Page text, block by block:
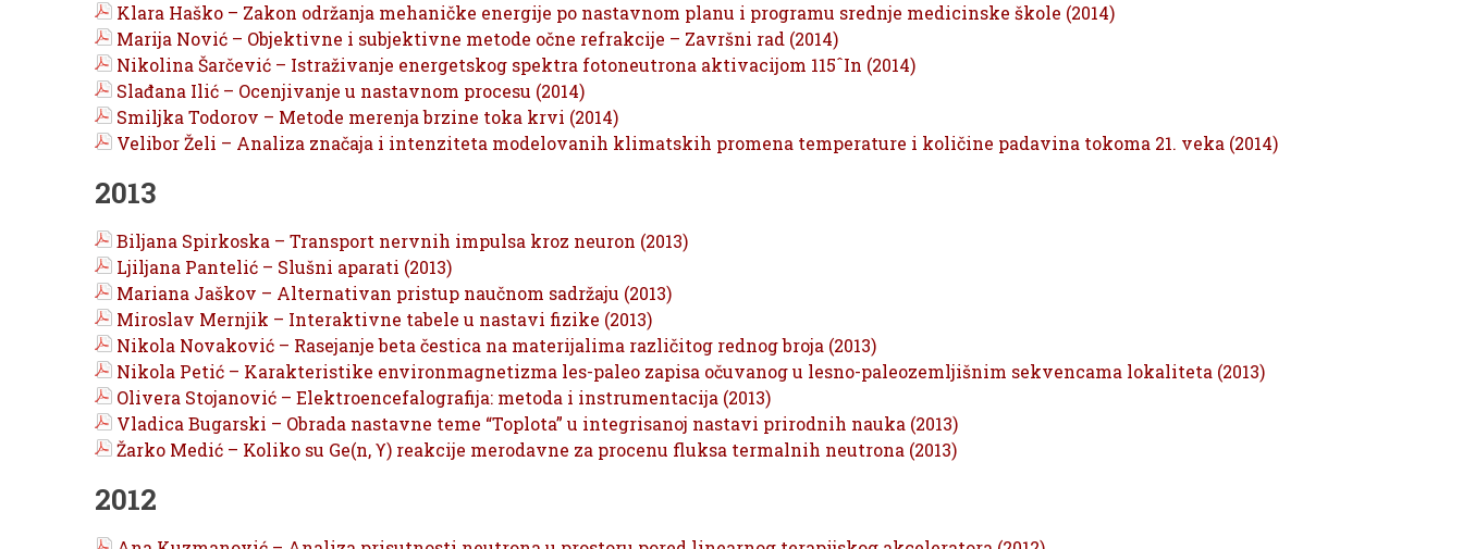
Klara Haško – Zakon održanja mehaničke energije po nastavnom planu i programu srednje medicinske škole (2014)
Marija Nović – Objektivne i subjektivne metode očne refrakcije – Završni rad (2014)
Nikolina Šarčević – Istraživanje energetskog spektra fotoneutrona aktivacijom 115ˆIn (2014)
Slađana Ilić – Ocenjivanje u nastavnom procesu (2014)
Smiljka Todorov – Metode merenja brzine toka krvi (2014)
Velibor Želi – Analiza značaja i intenziteta modelovanih klimatskih promena temperature i količine padavina tokoma 21. veka (2014)
2013
Biljana Spirkoska – Transport nervnih impulsa kroz neuron (2013)
Ljiljana Pantelić – Slušni aparati (2013)
Mariana Jaškov – Alternativan pristup naučnom sadržaju (2013)
Miroslav Mernjik – Interaktivne tabele u nastavi fizike (2013)
Nikola Novaković – Rasejanje beta čestica na materijalima različitog rednog broja (2013)
Nikola Petić – Karakteristike environmagnetizma les-paleo zapisa očuvanog u lesno-paleozemljišnim sekvencama lokaliteta (2013)
Olivera Stojanović – Elektroencefalografija: metoda i instrumentacija (2013)
Vladica Bugarski – Obrada nastavne teme “Toplota” u integrisanoj nastavi prirodnih nauka (2013)
Žarko Medić – Koliko su Ge(n, ϒ) reakcije merodavne za procenu fluksa termalnih neutrona (2013)
2012